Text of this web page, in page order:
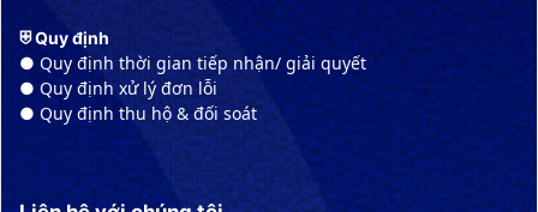
⛨ Quy định
● Quy định thời gian tiếp nhận/ giải quyết
● Quy định xử lý đơn lỗi
● Quy định thu hộ & đối soát